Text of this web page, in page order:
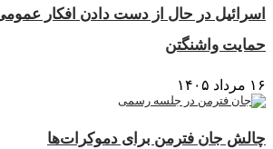
اسرائیل در حال از دست دادن افکار
حمایت واشنگتن
۱۶ مرداد ۱۴۰۵
چالش جان فترمن برای دموکرات‌ها